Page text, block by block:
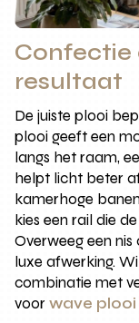
Confectie
resultaat
De juiste plooi
plooi geeft een
langs het raam,
helpt licht beter
kamerhoge
kies een rail die
Overweeg een
luxe afwerking.
combinatie met
voorwave